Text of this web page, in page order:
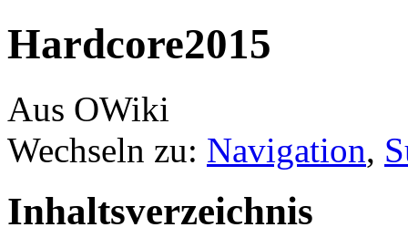
Hardcore2015
Aus OWiki
Wechseln zu: Navigation,
Inhaltsverzeichnis